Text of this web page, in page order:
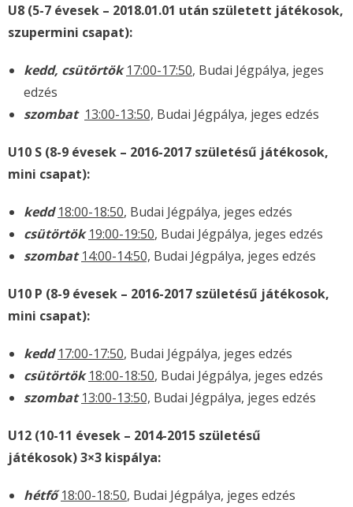
U8 (5-7 évesek – 2018.01.01 után született játékosok,
szupermini csapat):
kedd, csütörtök 17:00-17:50, Budai Jégpálya, jeges
edzés
szombat 13:00-13:50, Budai Jégpálya, jeges edzés
U10 S (8-9 évesek – 2016-2017 születésű játékosok,
mini csapat):
kedd 18:00-18:50, Budai Jégpálya, jeges edzés
csütörtök 19:00-19:50, Budai Jégpálya, jeges edzés
szombat 14:00-14:50, Budai Jégpálya, jeges edzés
U10 P (8-9 évesek – 2016-2017 születésű játékosok,
mini csapat):
kedd 17:00-17:50, Budai Jégpálya, jeges edzés
csütörtök 18:00-18:50, Budai Jégpálya, jeges edzés
szombat 13:00-13:50, Budai Jégpálya, jeges edzés
U12 (10-11 évesek – 2014-2015 születésű
játékosok) 3×3 kispálya:
hétfő18:00-18:50, Budai Jégpálya, jeges edzés